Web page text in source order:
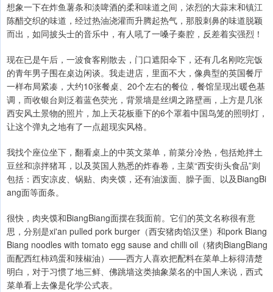
想象一下在炸鱼薯条和淡啤酒的柔和味道之间，浓烈的大蒜末和镇江
陈醋交织的味道，经过热油浇灌而升腾起热气，那股刺鼻的味道脱颖
而出，如同披头士的音乐中，有人吼了一嗓子秦腔，反差着实强烈！
现在已是午后，一波食客刚散去，门口遮阳伞下，还有几名刚吃完饭
的青年男子围在桌边闲谈。我走进店，里面不大，像典型的英国餐厅
一样布局紧凑，大约10张餐桌、20个左右的餐位，餐馆呈现出暖色基
调，而收银台则泛着蓝色荧光，背景墙是丝绸之路壁画，上方是几张
西安风土景物的照片，加上天花板垂下的6个罩着中国鸟笼的照明灯，
让这个弹丸之地有了一点超现实风格。
我找个座位坐下，翻看桌上的中英文菜单，前菜分冷热，包括炝拌土
豆丝和凉拌猪耳，以及英国人熟悉的炸春卷，主菜“西安街头食品”则
包括：西安凉皮、锅贴、肉夹馍，还有油泼面、臊子面、以及BiangBi
ang面等面条。
很快，肉夹馍和BiangBiang面摆在我面前。它们的英文名称很有意
思，分别是xi'an pulled pork burger（西安猪肉馅汉堡）和pork Biang
Biang noodles with tomato egg sause and chilli oil（猪肉BiangBiang
面配西红柿鸡蛋和辣椒油）——西方人喜欢把配料在菜单上标得清楚
明白，对于习惯了地三鲜、佛跳墙这类抽象菜名的中国人来说，西式
菜单看上去像是化学公式表。